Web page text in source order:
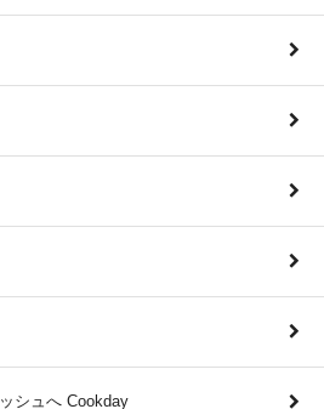
シュへ Cookday